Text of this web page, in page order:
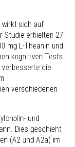
wirkt sich auf
Studie erhielten 27
mg L-Theanin und
kognitiven Tests.
verbesserte die
verschiedenen
und
Dies geschieht
(A2 und A2a) im